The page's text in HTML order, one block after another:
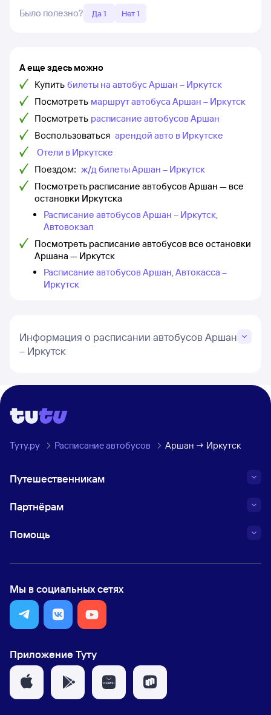
Было полезно? Да 1 Нет 1
А еще здесь можно
Купить билеты на автобус Аршан – Иркутск
Посмотреть маршрут автобуса Аршан – Иркутск
Посмотреть расписание автобусов Аршан
Воспользоваться арендой авто в Иркутске
Отели в Иркутске
Поездом: ж/д билеты Аршан – Иркутск
Посмотреть расписание автобусов Аршан — все
остановки Иркутска
Расписание автобусов Аршан – Иркутск,
Автовокзал
Посмотреть расписание автобусов все остановки
Аршана — Иркутск
Расписание автобусов Аршан, Автокасса –
Иркутск
Информация о расписании автобусов Аршан
– Иркутск
Туту.ру Расписание автобусов Аршан → Иркутск
Путешественникам
Партнёрам
Помощь
Мы в социальных сетях
Приложение Туту